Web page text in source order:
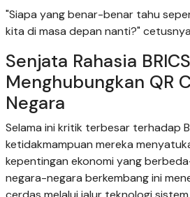
"Siapa yang benar-benar tahu
kita di masa depan nanti?"
Senjata Rahasia
Menghubungkan QR
Negara
Selama ini kritik terbesar terhadap
ketidakmampuan mereka
kepentingan ekonomi yang
negara-negara berkembang ini